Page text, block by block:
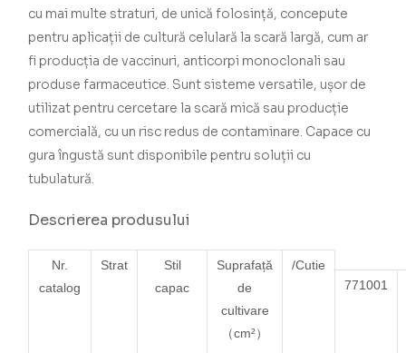
cu mai multe straturi, de unică folosință, concepute
pentru aplicații de cultură celulară la scară largă, cum ar
fi producția de vaccinuri, anticorpi monoclonali sau
produse farmaceutice. Sunt sisteme versatile, ușor de
utilizat pentru cercetare la scară mică sau producție
comercială, cu un risc redus de contaminare. Capace cu
gura îngustă sunt disponibile pentru soluții cu
tubulatură.
Descrierea produsului
Nr.
catalog
Strat
Stil
capac
Suprafață
de
cultivare
（cm²）
/Cutie
771001